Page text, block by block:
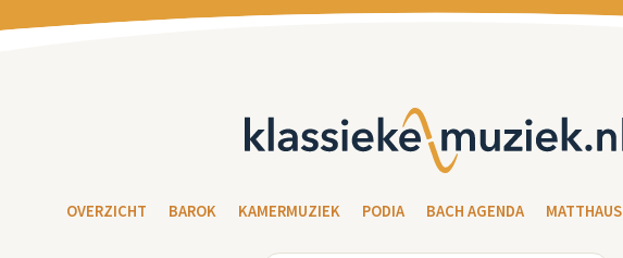
OVERZICHT BAROK KAMERMUZIEK PODIA BACH AGENDA MATTHAUS